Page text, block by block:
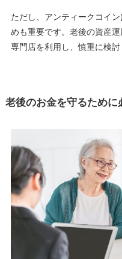
ただし、アンティークコイ
めも重要です。老後の資産
専門店を利用し、慎重に検討
老後のお金を守るために